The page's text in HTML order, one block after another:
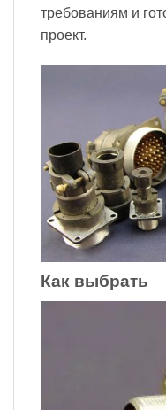
требованиям и
проект.
Как выбрать